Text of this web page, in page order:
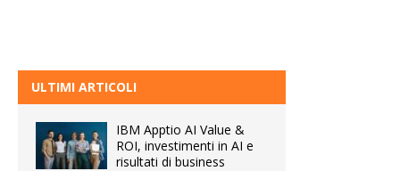
ULTIMI ARTICOLI
IBM Apptio AI Value &
ROI, investimenti in AI e
risultati di business